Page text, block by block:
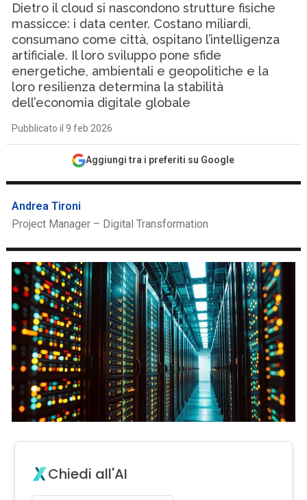
Dietro il cloud si nascondono strutture fisiche
massicce: i data center. Costano miliardi,
consumano come città, ospitano l’intelligenza
artificiale. Il loro sviluppo pone sfide
energetiche, ambientali e geopolitiche e la
loro resilienza determina la stabilità
dell’economia digitale globale
Pubblicato il 9 feb 2026
Aggiungi tra i preferiti su Google
Andrea Tironi
Project Manager – Digital Transformation
Chiedi all'AI